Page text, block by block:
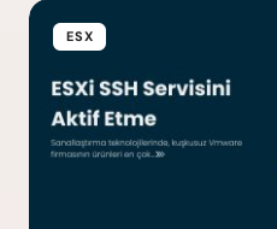
ESX